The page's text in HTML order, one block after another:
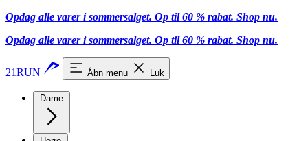
Opdag alle varer i sommersalget. Op til 60 % rabat. Shop nu.
Opdag alle varer i sommersalget. Op til 60 % rabat. Shop nu.
21RUN Åbn menu Luk
Dame